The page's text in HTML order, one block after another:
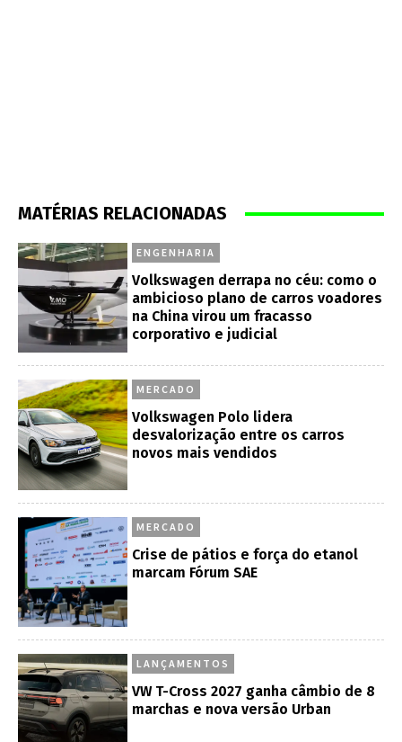
MATÉRIAS RELACIONADAS
ENGENHARIA
Volkswagen derrapa no céu: como o
ambicioso plano de carros voadores
na China virou um fracasso
corporativo e judicial
MERCADO
Volkswagen Polo lidera
desvalorização entre os carros
novos mais vendidos
MERCADO
Crise de pátios e força do etanol
marcam Fórum SAE
LANÇAMENTOS
VW T-Cross 2027 ganha câmbio de 8
marchas e nova versão Urban